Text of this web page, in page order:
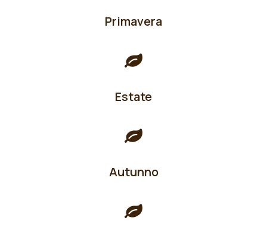
Primavera
Estate
Autunno